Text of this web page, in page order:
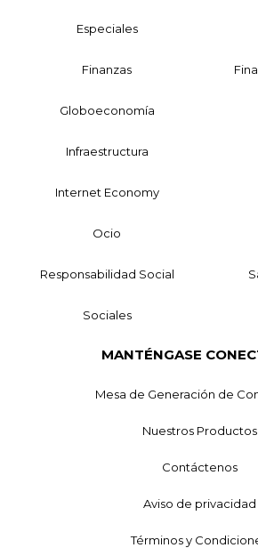
Especiales
Finanzas
Globoeconomía
Infraestructura
Internet Economy
Ocio
Responsabilidad Social
Sociales
MANTÉNGASE
Mesa de Generación de
Nuestros Productos
Contáctenos
Aviso de privacidad
Términos y